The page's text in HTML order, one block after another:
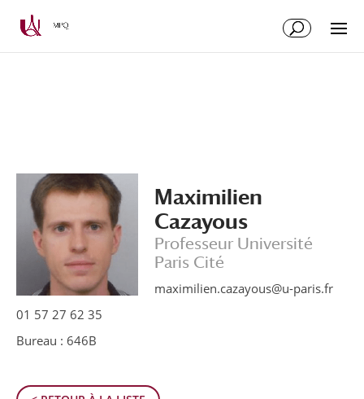
Maximilien
Cazayous
Professeur Université
Paris Cité
maximilien.cazayous@u-paris.fr
01 57 27 62 35
Bureau : 646B